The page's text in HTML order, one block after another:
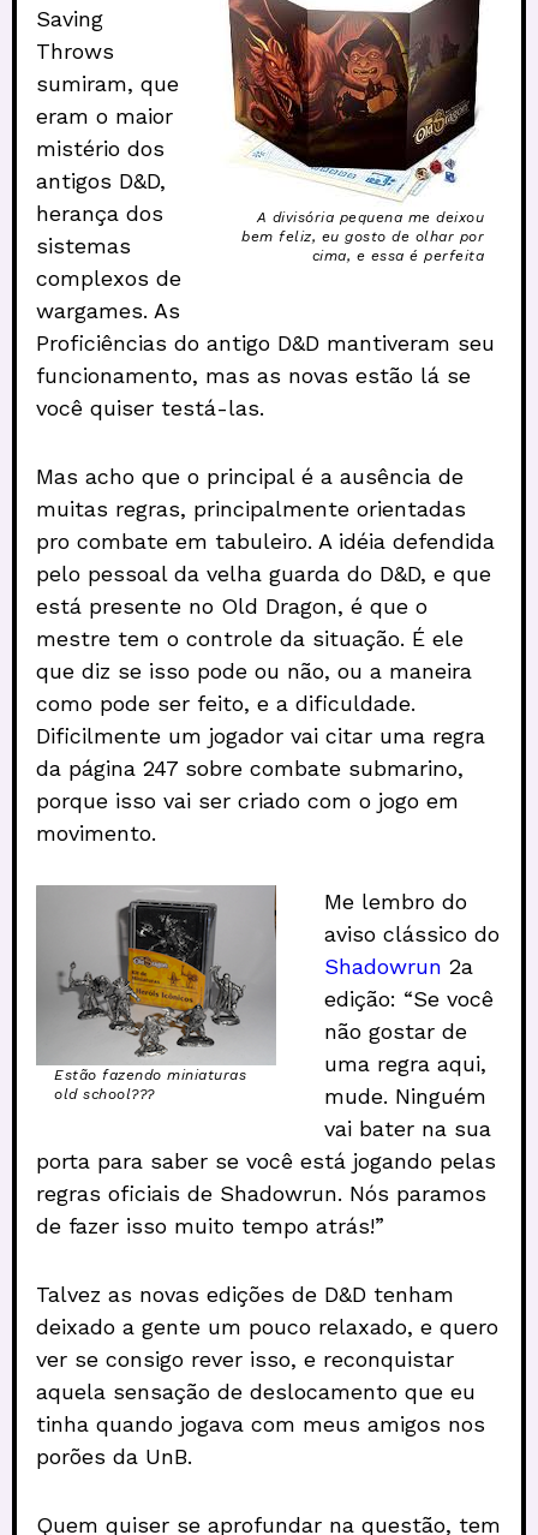
A divisória pequena me deixou
bem feliz, eu gosto de olhar por
cima, e essa é perfeita
Saving
Throws
sumiram, que
eram o maior
mistério dos
antigos D&D,
herança dos
sistemas
complexos de
wargames. As
Proficiências do antigo D&D mantiveram seu
funcionamento, mas as novas estão lá se
você quiser testá-las.
Mas acho que o principal é a ausência de
muitas regras, principalmente orientadas
pro combate em tabuleiro. A idéia defendida
pelo pessoal da velha guarda do D&D, e que
está presente no Old Dragon, é que o
mestre tem o controle da situação. É ele
que diz se isso pode ou não, ou a maneira
como pode ser feito, e a dificuldade.
Dificilmente um jogador vai citar uma regra
da página 247 sobre combate submarino,
porque isso vai ser criado com o jogo em
movimento.
Estão fazendo miniaturas
old school???
Me lembro do
aviso clássico do
Shadowrun 2a
edição: “Se você
não gostar de
uma regra aqui,
mude. Ninguém
vai bater na sua
porta para saber se você está jogando pelas
regras oficiais de Shadowrun. Nós paramos
de fazer isso muito tempo atrás!”
Talvez as novas edições de D&D tenham
deixado a gente um pouco relaxado, e quero
ver se consigo rever isso, e reconquistar
aquela sensação de deslocamento que eu
tinha quando jogava com meus amigos nos
porões da UnB.
Quem quiser se aprofundar na questão, tem